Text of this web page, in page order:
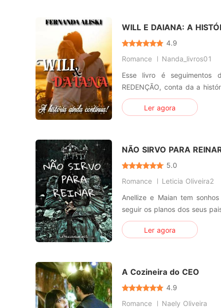
WILL E DAIANA: A
4.9
Romance
Nanda_livros01
Esse livro é seguimentos
REDENÇÃO, conta da a
a Daiana, filha do Kaleb.
Ler agora
NÃO SIRVO PARA
5.0
Romance
Leticia Oliveira2
Anellize e Maian tem
seguir os planos dos seus
esbarram e eles lutam
sonhos.Ler agora
A Cozineira do CEO
4.9
Romance
Naely Oliveira